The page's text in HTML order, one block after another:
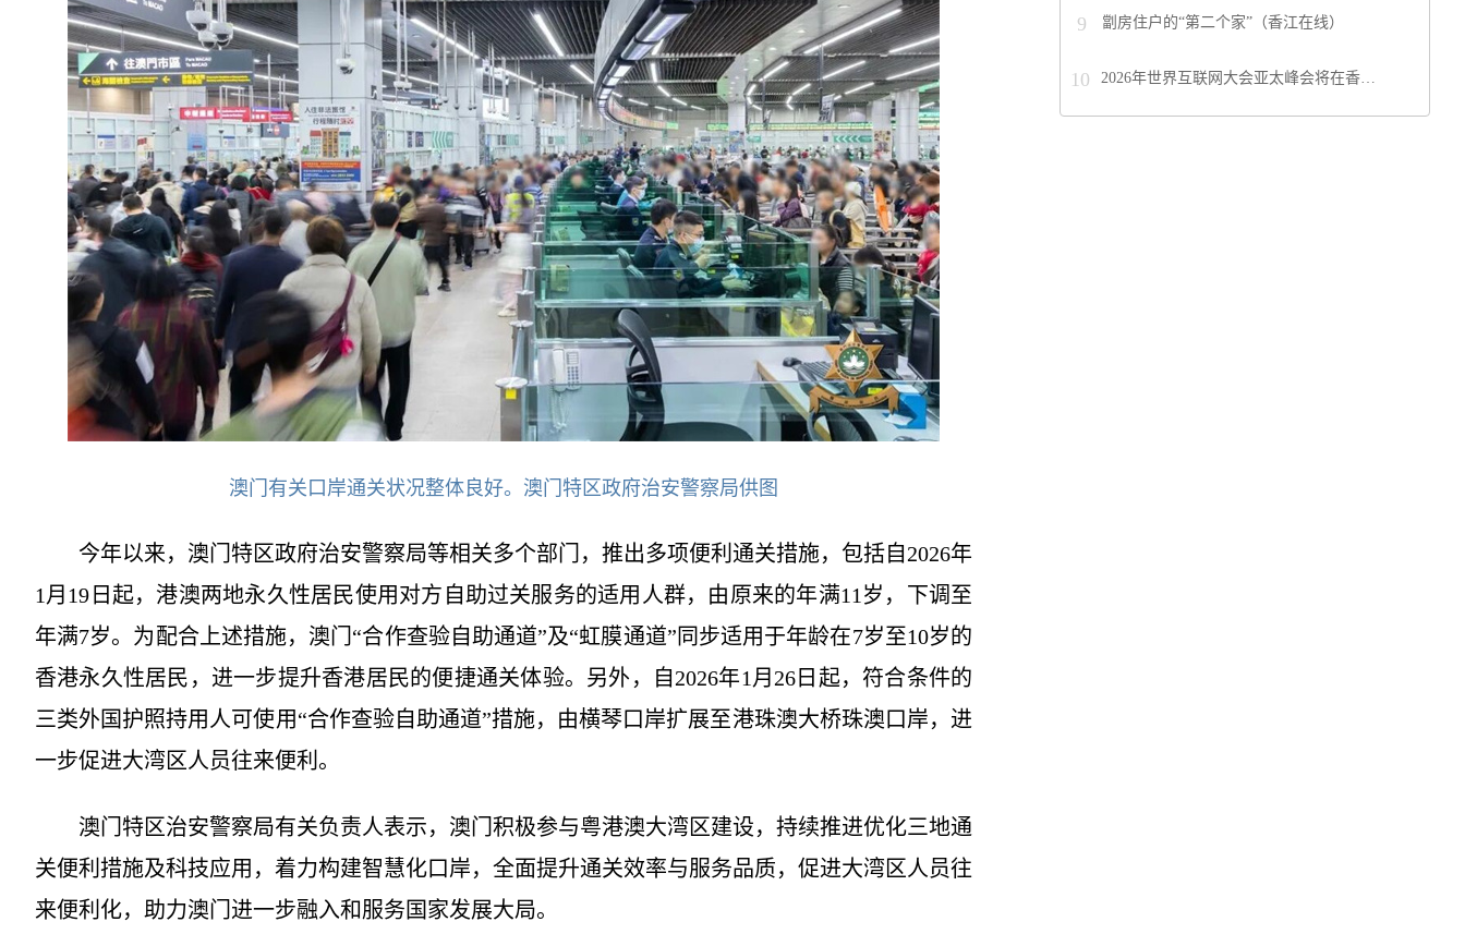
澳门有关口岸通关状况整体良好。澳门特区政府治安警察局供图
今年以来，澳门特区政府治安警察局等相关多个部门，推出多项便利通关措施，包括自2026年
1月19日起，港澳两地永久性居民使用对方自助过关服务的适用人群，由原来的年满11岁，下调至
年满7岁。为配合上述措施，澳门“合作查验自助通道”及“虹膜通道”同步适用于年龄在7岁至10岁的
香港永久性居民，进一步提升香港居民的便捷通关体验。另外，自2026年1月26日起，符合条件的
三类外国护照持用人可使用“合作查验自助通道”措施，由横琴口岸扩展至港珠澳大桥珠澳口岸，进
一步促进大湾区人员往来便利。
澳门特区治安警察局有关负责人表示，澳门积极参与粤港澳大湾区建设，持续推进优化三地通
关便利措施及科技应用，着力构建智慧化口岸，全面提升通关效率与服务品质，促进大湾区人员往
来便利化，助力澳门进一步融入和服务国家发展大局。
9 劏房住户的“第二个家”（香江在线）
10 2026年世界互联网大会亚太峰会将在香…